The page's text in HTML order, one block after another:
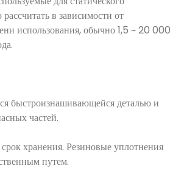
в зависимости от
использования, обычно 1,5 ~ 20 000
быстроизнашивающейся деталью и
частей.
хранения. Резиновые уплотнения
путем.